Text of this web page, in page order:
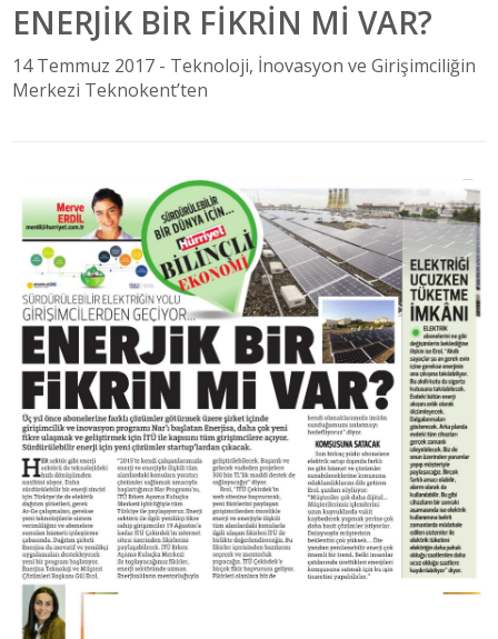
ENERJİK BİR FİKRİN Mİ VAR?
14 Temmuz 2017 - Teknoloji, İnovasyon ve Girişimciliğin
Merkezi Teknokent’ten